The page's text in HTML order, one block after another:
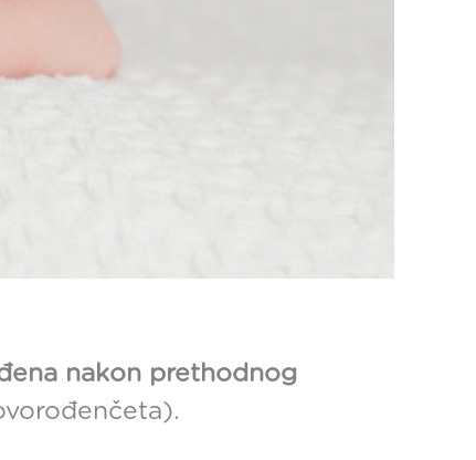
nakon prethodnog